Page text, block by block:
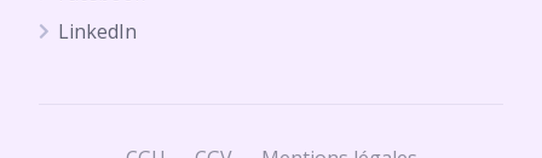
LinkedIn